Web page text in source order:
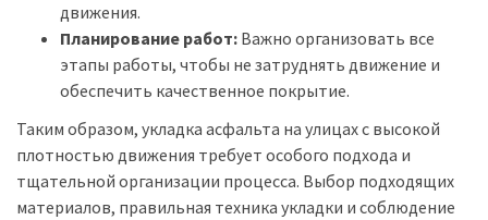
движения.
Планирование работ: Важно организовать все
этапы работы, чтобы не затруднять движение и
обеспечить качественное покрытие.
Таким образом, укладка асфальта на улицах с высокой
плотностью движения требует особого подхода и
тщательной организации процесса. Выбор подходящих
материалов, правильная техника укладки и соблюдение